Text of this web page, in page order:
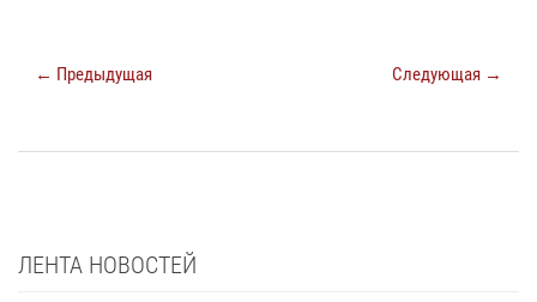
← Предыдущая Следующая →
ЛЕНТА НОВОСТЕЙ